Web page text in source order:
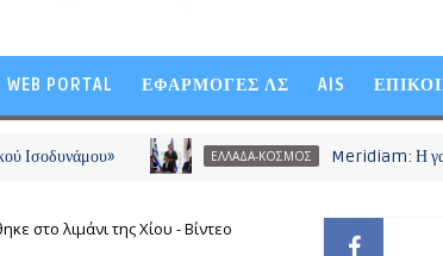
WEB PORTAL ΕΦΑΡΜΟΓΕΣ ΛΣ AIS
ΕΛΛΑΔΑ-ΚΟΣΜΟΣ Meridiam: Η γαλλική
στο λιμάνι της Χίου - Βίντεο